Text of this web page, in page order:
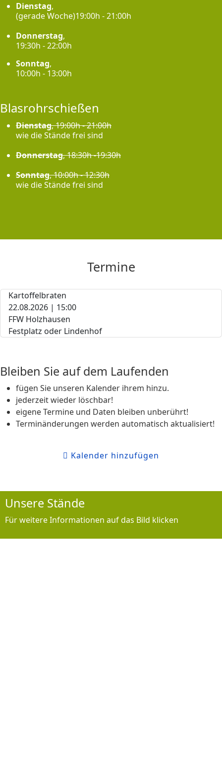
Dienstag,
(gerade Woche)19:00h - 21:00h
Donnerstag,
19:30h - 22:00h
Sonntag,
10:00h - 13:00h
Blasrohrschießen
Dienstag, 19:00h - 21:00h
wie die Stände frei sind
Donnerstag, 18:30h -19:30h
Sonntag, 10:00h - 12:30h
wie die Stände frei sind
Termine
Kartoffelbraten
22.08.2026 | 15:00
FFW Holzhausen
Festplatz oder Lindenhof
Bleiben Sie auf dem Laufenden
fügen Sie unseren Kalender ihrem hinzu.
jederzeit wieder löschbar!
eigene Termine und Daten bleiben unberührt!
Terminänderungen werden automatisch aktualisiert!
Kalender hinzufügen
Unsere Stände
Für weitere Informationen auf das Bild klicken